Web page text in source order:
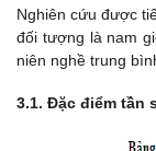
Nghiên cứu được
đối tượng là nam
niên nghề trung
3.1. Đặc điểm tần